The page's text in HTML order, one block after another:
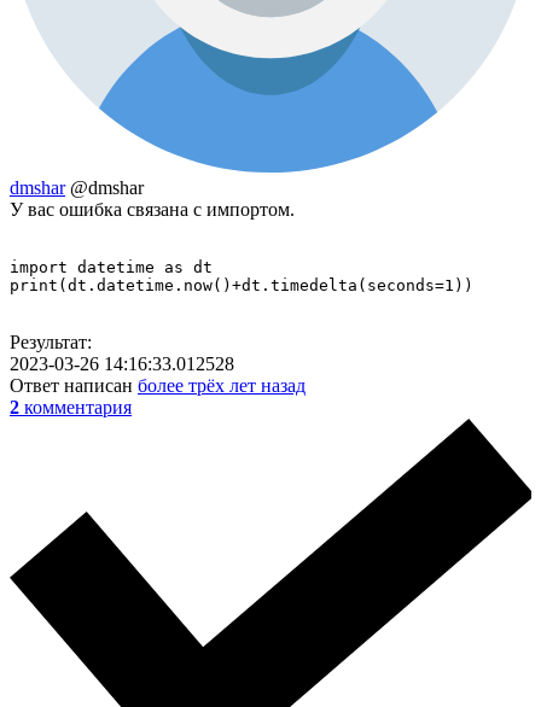
dmshar @dmshar
У вас ошибка связана с импортом.
import datetime as dt
print(dt.datetime.now()+dt.timedelta(seconds=1))
Результат:
2023-03-26 14:16:33.012528
Ответ написан более трёх лет назад
2 комментария